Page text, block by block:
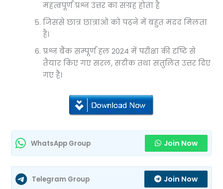
महत्वपूर्ण प्रश्न उत्तर का संग्रह होता है
जिससे छात्र छात्राओं को पढ़ने में बहुत मदद मिलता
है।
प्रश्न बैंक सम्पूर्ण हल 2024 में परीक्षा की दृष्टि से
तैयार किए गए सरल, सटीक तथा संतुलित उत्तर दिए
गए हैं।
WhatsApp Group Join Now
Telegram Group Join Now